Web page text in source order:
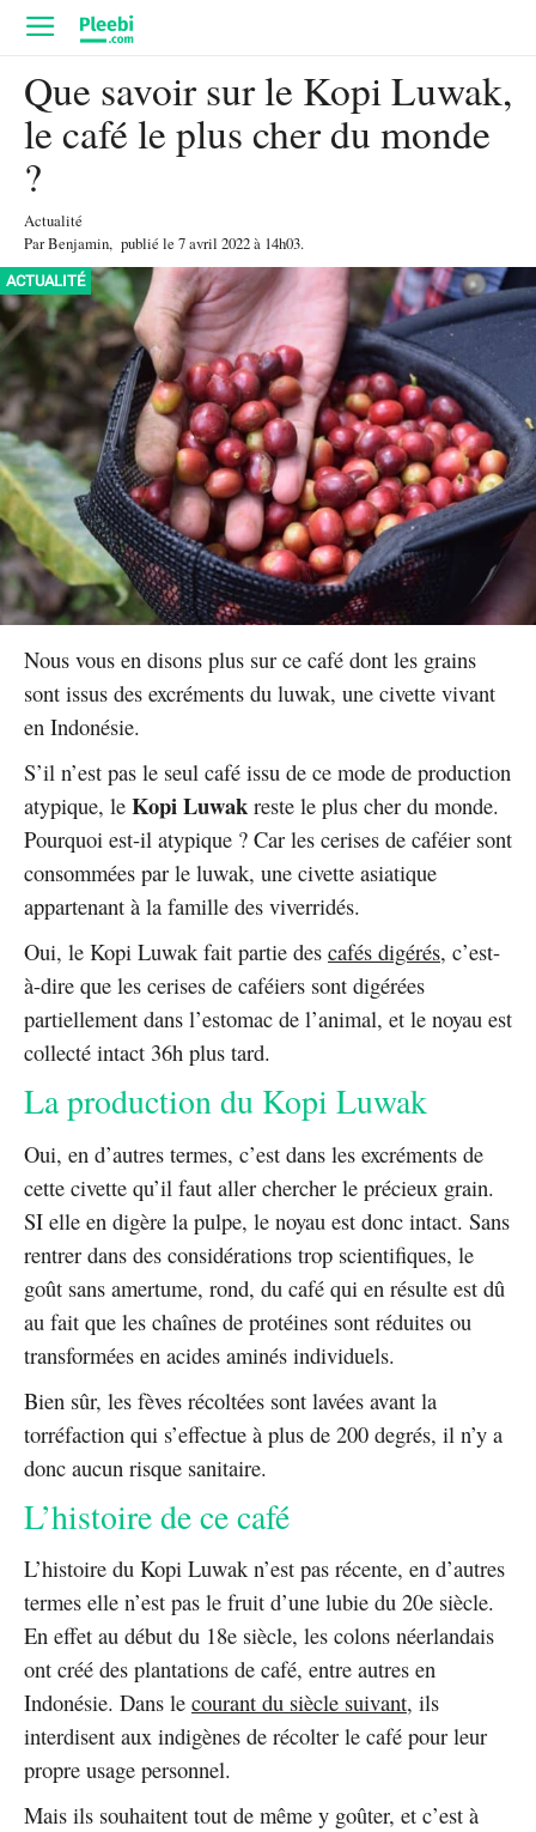
Que savoir sur le Kopi Luwak,
le café le plus cher du monde
?
Actualité
ParBenjamin, publié le 7 avril 2022à 14h03.
ACTUALITÉ
Nous vous en disons plus sur ce café dont les grains
sont issus des excréments du luwak, une civette vivant
en Indonésie.
S’il n’est pas le seul café issu de ce mode de production
atypique, le Kopi Luwak reste le plus cher du monde.
Pourquoi est-il atypique ? Car les cerises de caféier sont
consommées par le luwak, une civette asiatique
appartenant à la famille des viverridés.
Oui, le Kopi Luwak fait partie des cafés digérés, c’est-
à-dire que les cerises de caféiers sont digérées
partiellement dans l’estomac de l’animal, et le noyau est
collecté intact 36h plus tard.
La production du Kopi Luwak
Oui, en d’autres termes, c’est dans les excréments de
cette civette qu’il faut aller chercher le précieux grain.
SI elle en digère la pulpe, le noyau est donc intact. Sans
rentrer dans des considérations trop scientifiques, le
goût sans amertume, rond, du café qui en résulte est dû
au fait que les chaînes de protéines sont réduites ou
transformées en acides aminés individuels.
Bien sûr, les fèves récoltées sont lavées avant la
torréfaction qui s’effectue à plus de 200 degrés, il n’y a
donc aucun risque sanitaire.
L’histoire de ce café
L’histoire du Kopi Luwak n’est pas récente, en d’autres
termes elle n’est pas le fruit d’une lubie du 20e siècle.
En effet au début du 18e siècle, les colons néerlandais
ont créé des plantations de café, entre autres en
Indonésie. Dans le courant du siècle suivant, ils
interdisent aux indigènes de récolter le café pour leur
propre usage personnel.
Mais ils souhaitent tout de même y goûter, et c’est à